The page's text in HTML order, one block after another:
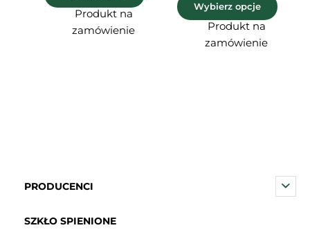
PRODUCENCI
SZKŁO SPIENIONE
Produkt na
zamówienie
Wybierz opcje
Produkt na
zamówienie